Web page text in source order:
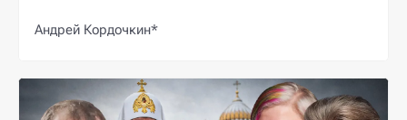
Андрей Кордочкин*